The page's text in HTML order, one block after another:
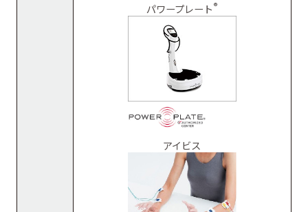
パワープレート ®
アイビス